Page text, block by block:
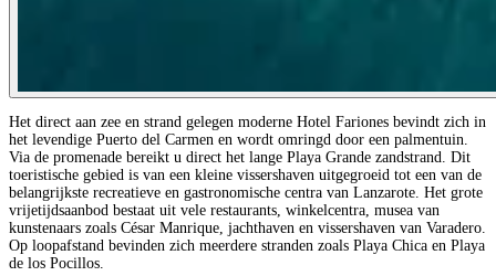
Het direct aan zee en strand gelegen moderne Hotel Fariones bevindt zich in
het levendige Puerto del Carmen en wordt omringd door een palmentuin.
Via de promenade bereikt u direct het lange Playa Grande zandstrand. Dit
toeristische gebied is van een kleine vissershaven uitgegroeid tot een van de
belangrijkste recreatieve en gastronomische centra van Lanzarote. Het grote
vrijetijdsaanbod bestaat uit vele restaurants, winkelcentra, musea van
kunstenaars zoals César Manrique, jachthaven en vissershaven van Varadero.
Op loopafstand bevinden zich meerdere stranden zoals Playa Chica en Playa
de los Pocillos.